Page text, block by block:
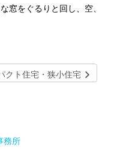
窓をぐるりと回し、空、
クト住宅・狭小住宅
務所